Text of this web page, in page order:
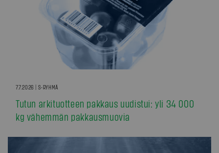
7.7.2026 | S-RYHMÄ
Tutun arkituotteen pakkaus uudistui: yli 34 000
kg vähemmän pakkausmuovia